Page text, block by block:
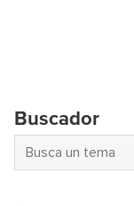
Buscador